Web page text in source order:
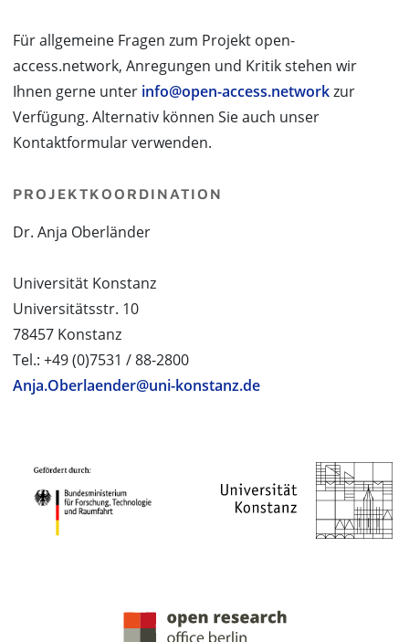
Für allgemeine Fragen zum Projekt open-
access.network, Anregungen und Kritik stehen wir
Ihnen gerne unter info@open-access.networkzur
Verfügung. Alternativ können Sie auch unser
Kontaktformular verwenden.
PROJEKTKOORDINATION
Dr. Anja Oberländer
Universität Konstanz
Universitätsstr. 10
78457 Konstanz
Tel.: +49 (0)7531 / 88-2800
Anja.Oberlaender@uni-konstanz.de